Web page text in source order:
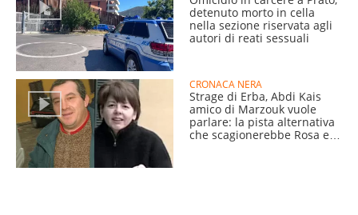
detenuto morto in cella
nella sezione riservata agli
autori di reati sessuali
CRONACA NERA
Strage di Erba, Abdi Kais
amico di Marzouk vuole
parlare: la pista alternativa
che scagionerebbe Rosa e